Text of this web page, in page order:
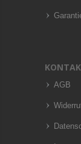
AGB